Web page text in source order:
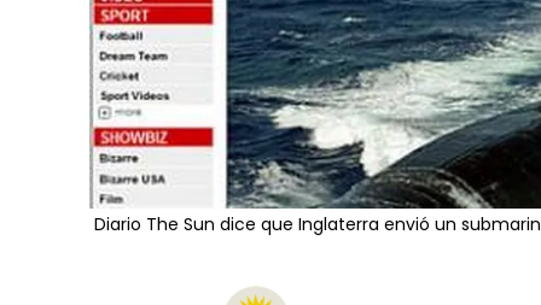
Diario The Sun dice que Inglaterra envió un